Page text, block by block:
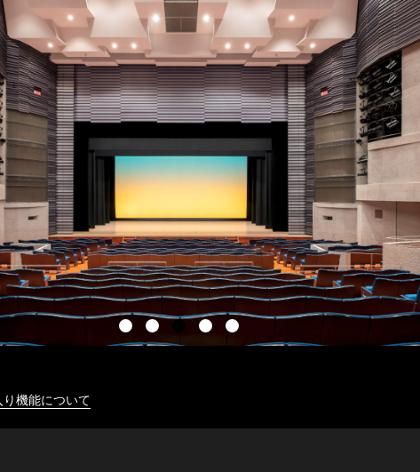
り機能について